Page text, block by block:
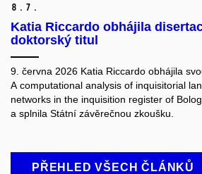
8. 7.
Katia Riccardo obhájila
doktorský titul
9. června 2026 Katia Riccardo obhájila
A computational analysis of inquisitorial
networks in the inquisition register of
a splnila Státní závěrečnou zkoušku.
PŘEHLED VŠECH ČLÁNKŮ